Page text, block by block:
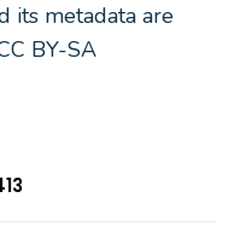
its metadata are
BY-SA